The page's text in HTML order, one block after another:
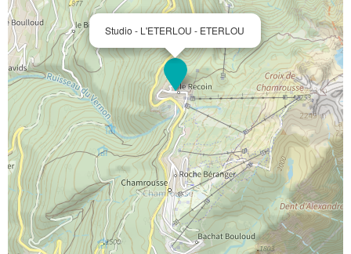
Studio - L'ETERLOU - ETERLOU